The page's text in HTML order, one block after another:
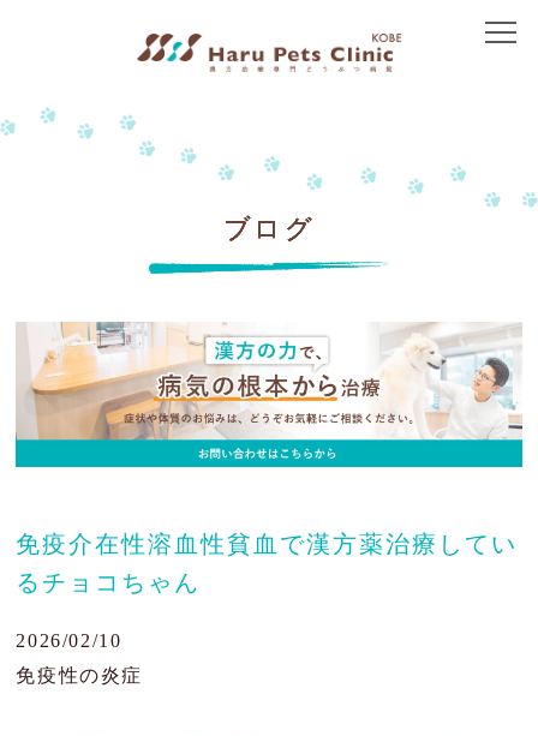
当院について
免疫介在性疾患
皮膚の病気
腎臓の病気
肝臓の病気
目の病気
ブログ
免疫介在性溶血性貧血で漢方薬治療してい
るチョコちゃん
2026/02/10
免疫性の炎症